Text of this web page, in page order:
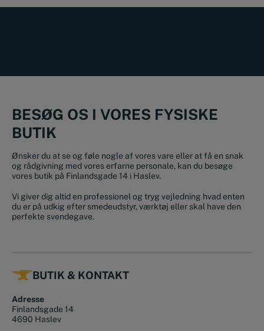
BESØG OS I VORES FYSISKE
BUTIK
Ønsker du at se og føle nogle af vores vare eller at få en snak
og rådgivning med vores erfarne personale, kan du besøge
vores butik på Finlandsgade 14 i Haslev.
Vi giver dig altid en professionel og tryg vejledning hvad enten
du er på udkig efter smedeudstyr, værktøj eller skal have den
perfekte svendegave.
BUTIK & KONTAKT
Adresse
Finlandsgade 14
4690 Haslev